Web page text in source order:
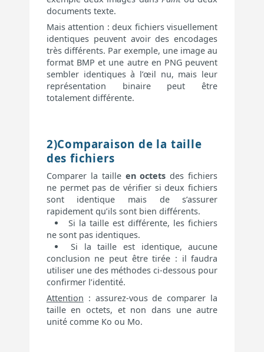
documents texte.
Mais attention : deux fichiers visuellement
identiques peuvent avoir des encodages
très différents. Par exemple, une image au
format BMP et une autre en PNG peuvent
sembler identiques à l’œil nu, mais leur
représentation binaire peut être
totalement différente.
2)Comparaison de la taille
des fichiers
Comparer la taille en octets des fichiers
ne permet pas de vérifier si deux fichiers
sont identique mais de s’assurer
rapidement qu’ils sont bien différents.
Si la taille est différente, les fichiers
ne sont pas identiques.
Si la taille est identique, aucune
conclusion ne peut être tirée : il faudra
utiliser une des méthodes ci-dessous pour
confirmer l’identité.
Attention : assurez-vous de comparer la
taille en octets, et non dans une autre
unité comme Ko ou Mo.